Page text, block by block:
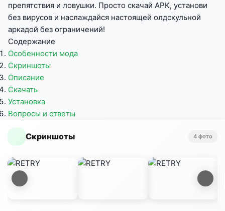
препятствия и ловушки. Просто скачай APK, установи
без вирусов и наслаждайся настоящей олдскульной
аркадой без ограничений!
Содержание
Особенности мода
Скриншоты
Описание
Скачать
Установка
Вопросы и ответы
Скриншоты 4 фото